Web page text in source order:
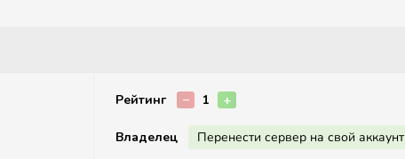
Рейтинг − 1 +
Владелец Перенести сервер на свой аккаунт